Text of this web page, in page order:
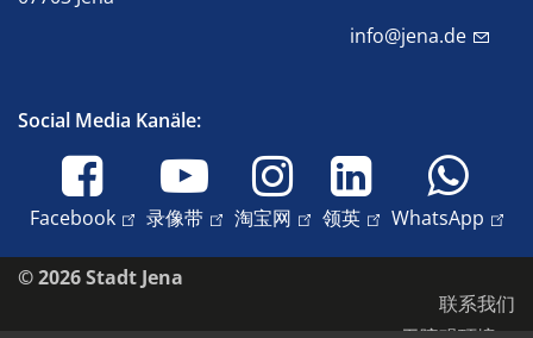
info@jena.de
Social Media Kanäle:
Facebook 录像带 淘宝网 领英 WhatsApp
© 2026 Stadt Jena
联系我们